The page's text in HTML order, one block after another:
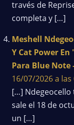
través de
completa y […]
Meshell
Y Cat Power
Para Blue Note
16/07/2026 a las
[…] Ndegeocello
sale el 18 de
un […]